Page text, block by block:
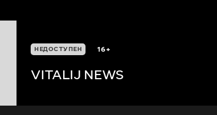
НЕДОСТУПЕН 16+
VITALIJ NEWS